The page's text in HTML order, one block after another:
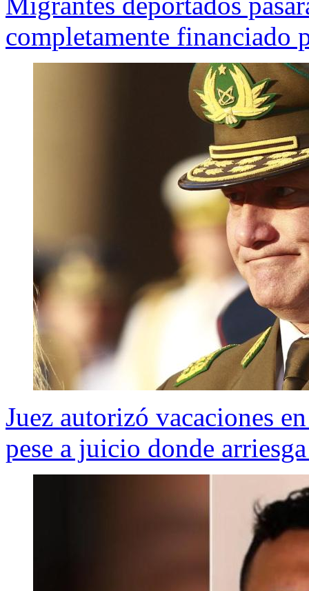
completamente financiado
Juez autorizó vacaciones
pese a juicio donde